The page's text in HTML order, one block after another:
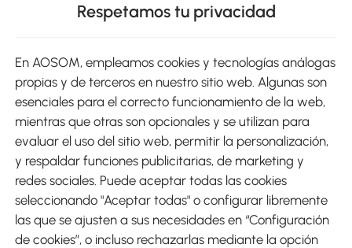
Métodos de Pago
Envíos
Respetamos tu privacidad
En AOSOM, empleamos cookies y tecnologías análogas
propias y de terceros en nuestro sitio web. Algunas son
esenciales para el correcto funcionamiento de la web,
mientras que otras son opcionales y se utilizan para
evaluar el uso del sitio web, permitir la personalización,
y respaldar funciones publicitarias, de marketing y
redes sociales. Puede aceptar todas las cookies
seleccionando "Aceptar todas" o configurar libremente
las que se ajusten a sus necesidades en “Configuración
de cookies”, o incluso rechazarlas mediante la opción